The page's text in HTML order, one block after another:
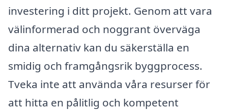
investering i ditt projekt. Genom att vara
välinformerad och noggrant överväga
dina alternativ kan du säkerställa en
smidig och framgångsrik byggprocess.
Tveka inte att använda våra resurser för
att hitta en pålitlig och kompetent